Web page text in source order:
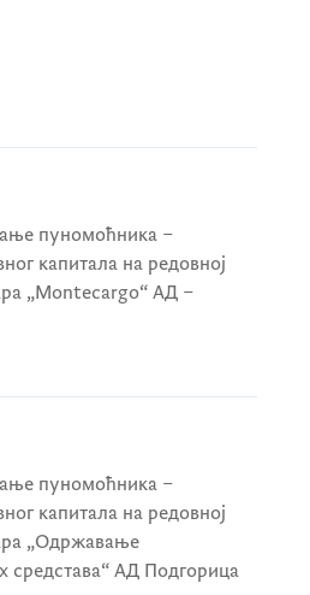
капитала на
акционара
Црне Горе“ АД
пуномоћника –
капитала на редовној
„Montecargo“ АД –
пуномоћника –
капитала на редовној
„Одржавање
средстава“ АД Подгорица